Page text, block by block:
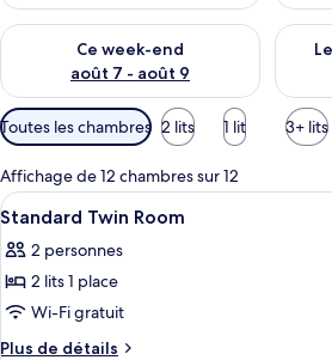
Ce week-end
août 7 - août 9
Vérifier la disponibilité pour ce week-
Filtres
disponibles
pour
les
chambres
Toutes les chambres 2 lits 1 lit 3+ lits
Affichage de 12 chambres sur 12
Afficher
toutes
les
photos
pour
ce
Une
5
Standard Twin Room
2 personnes
2 lits 1 place
Wi-Fi gratuit
Plus de détails
Plus